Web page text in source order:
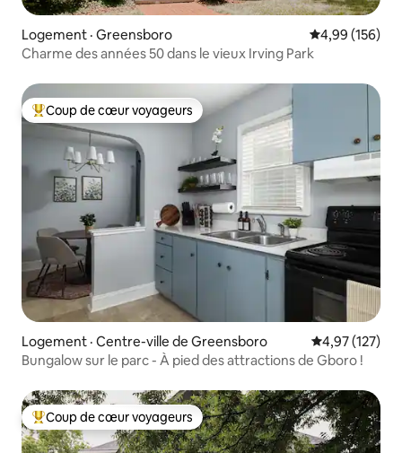
Logement · Greensboro Note
4,99 (156)
Charme des années 50 dans le vieux Irving Park
Coup de cœur voyageurs parmi les plus aimés
Coup de cœur voyageurs
Logement · Centre-ville de Greensboro Note
4,97 (127)
Bungalow sur le parc - À pied des attractions de Gboro !
Coup de cœur voyageurs parmi les plus aimés
Coup de cœur voyageurs